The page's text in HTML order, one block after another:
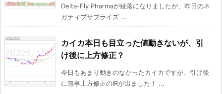
Delta-Fly Pharmaが続落になりましたが、昨日のネ
ガティブサプライズ ...
カイカ本日も目立った値動きないが、引
け後に上方修正？
今日もあまり動きのなかったカイカですが、引け後
に無事上方修正のIRが出ました！ ...